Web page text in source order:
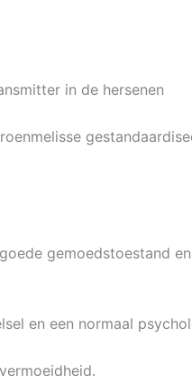
in de hersenen
gemoedstoestand
en een normaal